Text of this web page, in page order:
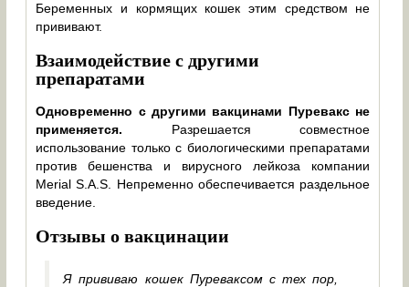
Беременных и кормящих кошек этим средством не
прививают.
Взаимодействие с другими
препаратами
Одновременно с другими вакцинами Пуревакс не
применяется. Разрешается совместное
использование только с биологическими препаратами
против бешенства и вирусного лейкоза компании
Merial S.A.S. Непременно обеспечивается раздельное
введение.
Отзывы о вакцинации
Я прививаю кошек Пуреваксом с тех пор,